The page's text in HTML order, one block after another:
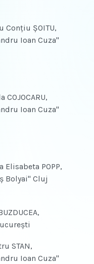
Conţiu ŞOITU,
Ioan Cuza"
COJOCARU,
Ioan Cuza"
Elisabeta POPP,
Bolyai" Cluj
STAN,
Ioan Cuza"